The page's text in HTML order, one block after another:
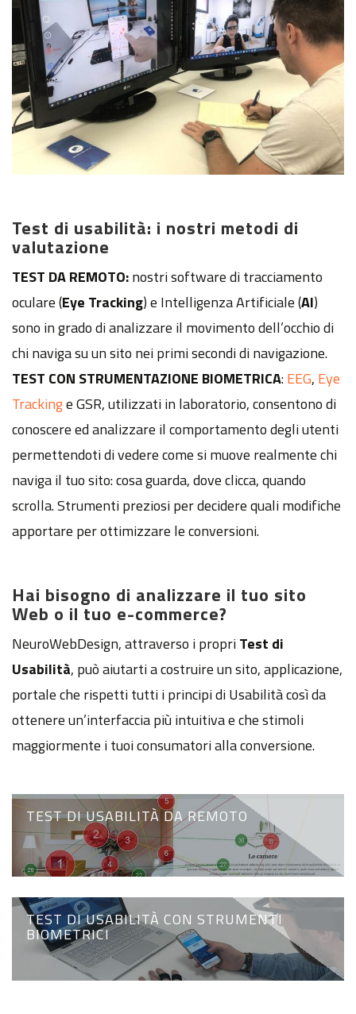
Test di usabilità: i nostri metodi di
valutazione
TEST DA REMOTO:nostri software di tracciamento
oculare (Eye Tracking) e Intelligenza Artificiale (AI)
sono in grado di analizzare il movimento dell’occhio di
chi naviga su un sito nei primi secondi di navigazione.
TEST CON STRUMENTAZIONE BIOMETRICA:EEG, Eye
Trackinge GSR, utilizzati in laboratorio, consentono di
conoscere ed analizzare il comportamento degli utenti
permettendoti di vedere come si muove realmente chi
naviga il tuo sito: cosa guarda, dove clicca, quando
scrolla. Strumenti preziosi per decidere quali modifiche
apportare per ottimizzare le conversioni.
Hai bisogno di analizzare il tuo sito
Web o il tuo e-commerce?
NeuroWebDesign, attraverso i propriTest di
Usabilità, può aiutarti a costruire un sito, applicazione,
portale che rispetti tutti i principi di Usabilità così da
ottenere un’interfaccia più intuitiva e che stimoli
maggiormente i tuoi consumatori alla conversione.
TEST DI USABILITÀ DA REMOTO
TEST DI USABILITÀ CON STRUMENTI
BIOMETRICI